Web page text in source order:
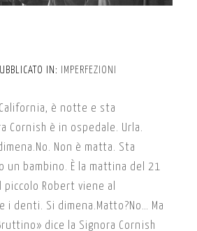
IN: IMPERFEZIONI
è notte e sta
Cornish è in ospedale. Urla.
Non è matta. Sta
un bambino. È la mattina del 21
Robert viene al
i denti. Si dimena.Matto?No… Ma
dice la Signora Cornish